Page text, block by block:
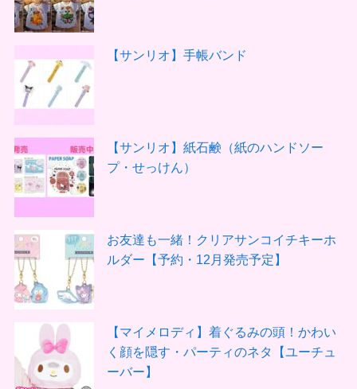
【サンリオ】手帳バンド
【サンリオ】紙石鹸（紙のハンドソー
プ・せっけん）
お友達も一緒！クリアサンコイチキーホ
ルダー【予約・12月発売予定】
【マイメロディ】着ぐるみの頭！かわい
く顔を隠す・パーティのネタ【ユーチュ
ーバー】